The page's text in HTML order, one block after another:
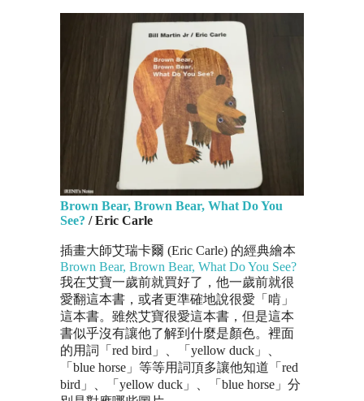
Brown Bear, Brown Bear, What Do You
See? / Eric Carle
插畫大師艾瑞卡爾 (Eric Carle) 的經典繪本
Brown Bear, Brown Bear, What Do You See?
我在艾寶一歲前就買好了，他一歲前就很
愛翻這本書，或者更準確地說很愛「啃」
這本書。雖然艾寶很愛這本書，但是這本
書似乎沒有讓他了解到什麼是顏色。裡面
的用詞「red bird」、「yellow duck」、
「blue horse」等等用詞頂多讓他知道「red
bird」、「yellow duck」、「blue horse」分